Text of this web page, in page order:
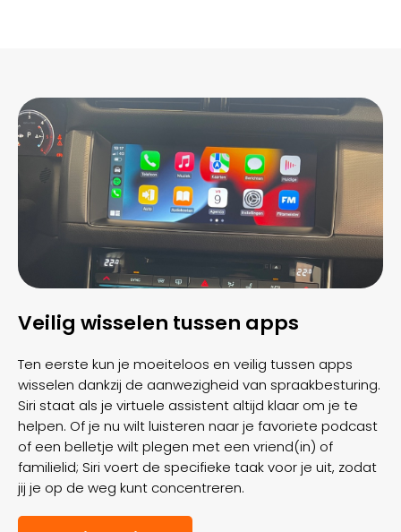
Veilig wisselen tussen apps
Ten eerste kun je moeiteloos en veilig tussen apps
wisselen dankzij de aanwezigheid van spraakbesturing.
Siri staat als je virtuele assistent altijd klaar om je te
helpen. Of je nu wilt luisteren naar je favoriete podcast
of een belletje wilt plegen met een vriend(in) of
familielid; Siri voert de specifieke taak voor je uit, zodat
jij je op de weg kunt concentreren.